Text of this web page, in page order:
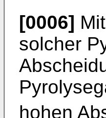
[0006]
solcher
hohen